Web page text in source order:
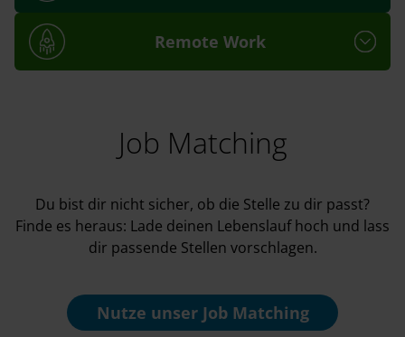
Remote Work
Job Matching
Du bist dir nicht sicher, ob die Stelle zu dir passt?
Finde es heraus: Lade deinen Lebenslauf hoch und lass
dir passende Stellen vorschlagen.
Nutze unserJob Matching